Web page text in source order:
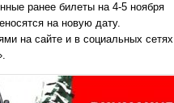
ранее билеты на 4-5 ноября
на новую дату.
на сайте и в социальных сетях